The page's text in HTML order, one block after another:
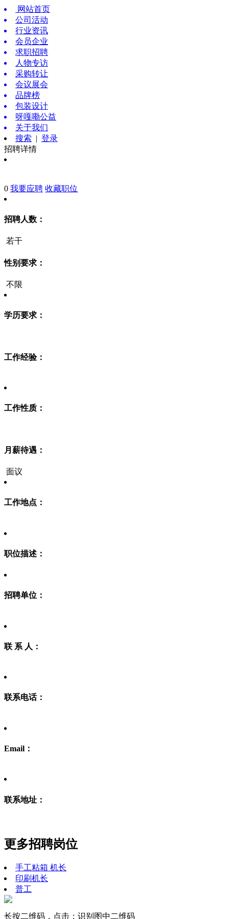
网站首页
公司活动
行业资讯
会员企业
求职招聘
人物专访
采购转让
会议展会
品牌榜
包装设计
呀嘎嘞公益
关于我们
搜索 | 登录
招聘详情
0 我要应聘 收藏职位
招聘人数：
若干
性别要求：
不限
学历要求：
工作经验：
工作性质：
月薪待遇：
面议
工作地点：
职位描述：
招聘单位：
联 系 人：
联系电话：
Email：
联系地址：
更多招聘岗位
手工粘箱 机长
印刷机长
普工
长按二维码，点击：识别图中二维码